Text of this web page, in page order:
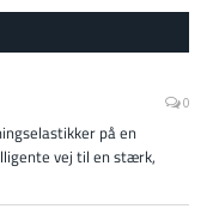
0
på en
vej til en stærk,